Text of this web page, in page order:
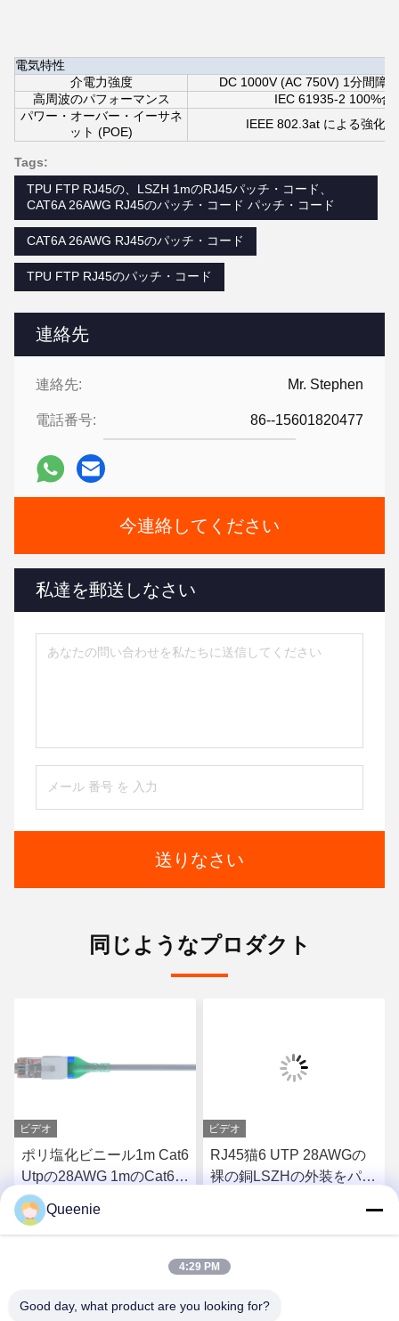
連絡先
連絡先: Mr. Stephen
電話番号: 86--15601820477
今連絡してください
私達を郵送しなさい
送りなさい
電気特性
介電力強度
DC 1000V (AC 750V) 1分間障
高周波のパフォーマンス
IEC 61935-2 100%合
パワー・オーバー・イーサネ
ット (POE)
IEEE 802.3at による強化
Tags:
TPU FTP RJ45の、LSZH 1mのRJ45パッチ・コード、
CAT6A 26AWG RJ45のパッチ・コード パッチ・コード
CAT6A 26AWG RJ45のパッチ・コード
TPU FTP RJ45のパッチ・コード
同じようなプロダクト
ビデオ
ポリ塩化ビニール1m Cat6
Utpの28AWG 1mのCat6パ
ッチ・コードをパッチ・
コード
最もよい価格を得なさ
ビデオ
RJ45猫6 UTP 28AWGの
裸の銅LSZHの外装をパッ
最もよい価格を得なさ
Queenie
4:29 PM
Good day, what product are you looking for?